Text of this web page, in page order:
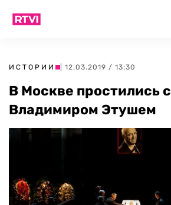
ИСТОРИИ | 12.03.2019 / 13:30
В Москве простились с
Владимиром Этушем